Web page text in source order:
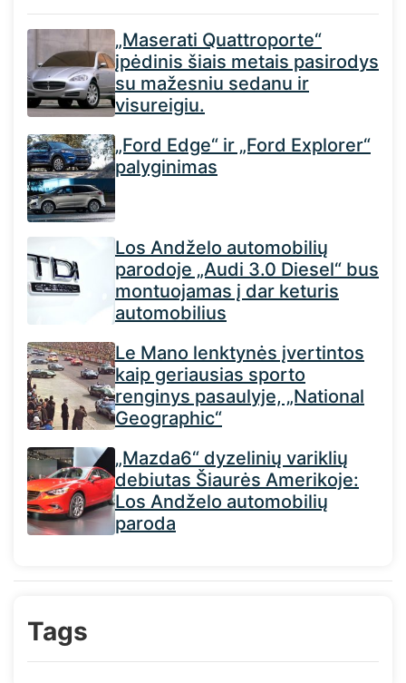
„Maserati Quattroporte“
įpėdinis šiais metais pasirodys
su mažesniu sedanu ir
visureigiu.
„Ford Edge“ ir „Ford Explorer“
palyginimas
Los Andželo automobilių
parodoje „Audi 3.0 Diesel“ bus
montuojamas į dar keturis
automobilius
Le Mano lenktynės įvertintos
kaip geriausias sporto
renginys pasaulyje, „National
Geographic“
„Mazda6“ dyzelinių variklių
debiutas Šiaurės Amerikoje:
Los Andželo automobilių
paroda
Tags